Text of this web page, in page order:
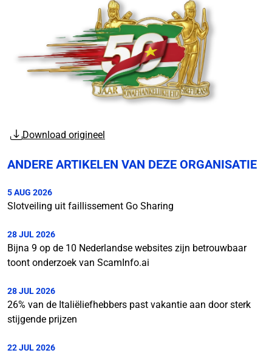
Download origineel
ANDERE ARTIKELEN VAN DEZE ORGANISATIE
5 AUG 2026
Slotveiling uit faillissement Go Sharing
28 JUL 2026
Bijna 9 op de 10 Nederlandse websites zijn betrouwbaar
toont onderzoek van ScamInfo.ai
28 JUL 2026
26% van de Italiëliefhebbers past vakantie aan door sterk
stijgende prijzen
22 JUL 2026